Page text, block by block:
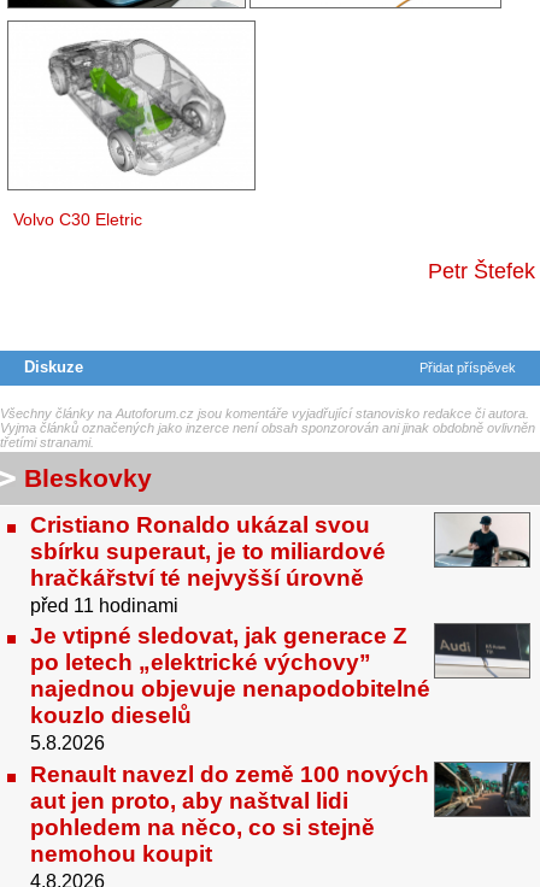
Volvo C30 Eletric
Petr Štefek
Diskuze Přidat příspěvek
Všechny články na Autoforum.cz jsou komentáře vyjadřující stanovisko redakce či autora.
Vyjma článků označených jako inzerce není obsah sponzorován ani jinak obdobně ovlivněn
třetími stranami.
Bleskovky
Cristiano Ronaldo ukázal svou
sbírku superaut, je to miliardové
hračkářství té nejvyšší úrovně
před 11 hodinami
Je vtipné sledovat, jak generace Z
po letech „elektrické výchovy”
najednou objevuje nenapodobitelné
kouzlo dieselů
5.8.2026
Renault navezl do země 100 nových
aut jen proto, aby naštval lidi
pohledem na něco, co si stejně
nemohou koupit
4.8.2026